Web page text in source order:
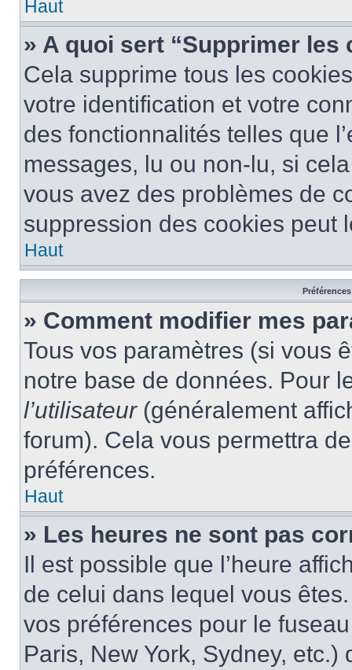
Haut
» A quoi sert “Supprimer les
Cela supprime tous les
votre identification et votre
des fonctionnalités telles que
messages, lu ou non-lu, si
vous avez des problèmes de
suppression des cookies peut
Haut
» Comment modifier mes
Tous vos paramètres (si vous
notre base de données. Pour
l’utilisateur(généralement
forum). Cela vous permettra
préférences.
Haut
» Les heures ne sont pas
Il est possible que l’heure
de celui dans lequel vous
vos préférences pour le
Paris, New York, Sydney, etc.)